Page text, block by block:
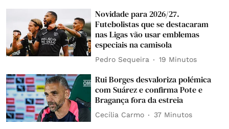
Novidade para 2026/27.
Futebolistas que se destacaram
nas Ligas vão usar emblemas
especiais na camisola
Pedro Sequeira 19 Minutos
Rui Borges desvaloriza polémica
com Suárez e confirma Pote e
Bragança fora da estreia
Cecília Carmo 37 Minutos